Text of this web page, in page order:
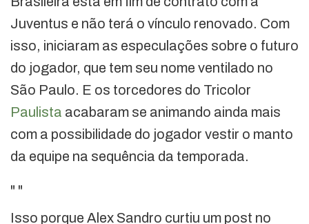
Juventus e não terá o vínculo renovado. Com
isso, iniciaram as especulações sobre o futuro
do jogador, que tem seu nome ventilado no
São Paulo. E os torcedores do Tricolor
Paulista acabaram se animando ainda mais
com a possibilidade do jogador vestir o manto
da equipe na sequência da temporada.
" "
Isso porque Alex Sandro curtiu um post no